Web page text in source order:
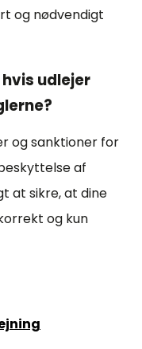
og nødvendigt
udlejer
og sanktioner for
af
at sikre, at dine
og kun